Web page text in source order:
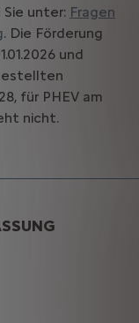
unter: Fragen
. Die Förderung
und
für PHEV am
nicht.